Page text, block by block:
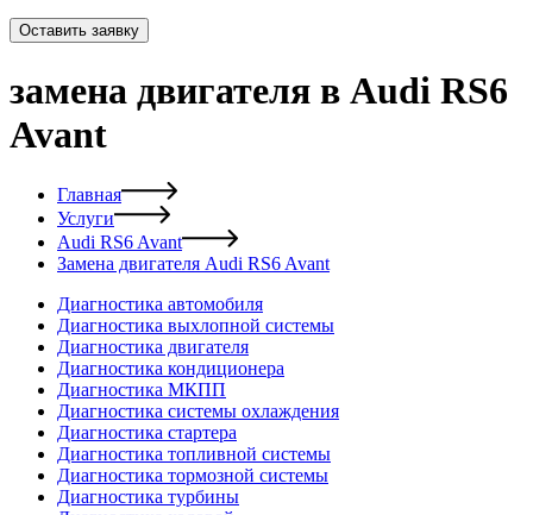
Оставить заявку
замена двигателя в Audi RS6
Avant
Главная
Услуги
Audi RS6 Avant
Замена двигателя Audi RS6 Avant
Диагностика автомобиля
Диагностика выхлопной системы
Диагностика двигателя
Диагностика кондиционера
Диагностика МКПП
Диагностика системы охлаждения
Диагностика стартера
Диагностика топливной системы
Диагностика тормозной системы
Диагностика турбины